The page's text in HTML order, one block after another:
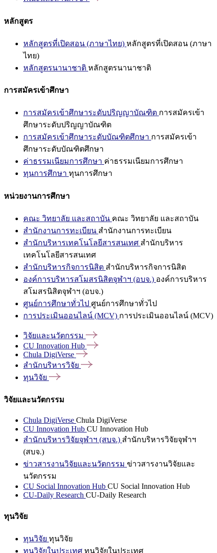
หลักสูตร
หลักสูตรที่เปิดสอน (ภาษาไทย) หลักสูตรที่เปิดสอน (ภาษา
ไทย)
หลักสูตรนานาชาติ หลักสูตรนานาชาติ
การสมัครเข้าศึกษา
การสมัครเข้าศึกษาระดับปริญญาบัณฑิต การสมัครเข้า
ศึกษาระดับปริญญาบัณฑิต
การสมัครเข้าศึกษาระดับบัณฑิตศึกษา การสมัครเข้า
ศึกษาระดับบัณฑิตศึกษา
ค่าธรรมเนียมการศึกษา ค่าธรรมเนียมการศึกษา
ทุนการศึกษา ทุนการศึกษา
หน่วยงานการศึกษา
คณะ วิทยาลัย และสถาบัน คณะ วิทยาลัย และสถาบัน
สำนักงานการทะเบียน สำนักงานการทะเบียน
สำนักบริหารเทคโนโลยีสารสนเทศ สำนักบริหาร
เทคโนโลยีสารสนเทศ
สำนักบริหารกิจการนิสิต สำนักบริหารกิจการนิสิต
องค์การบริหารสโมสรนิสิตจุฬาฯ (อบจ.) องค์การบริหาร
สโมสรนิสิตจุฬาฯ (อบจ.)
ศูนย์การศึกษาทั่วไป ศูนย์การศึกษาทั่วไป
การประเมินออนไลน์ (MCV) การประเมินออนไลน์ (MCV)
วิจัยและนวัตกรรม
CU Innovation Hub
Chula DigiVerse
สำนักบริหารวิจัย
ทุนวิจัย
วิจัยและนวัตกรรม
Chula DigiVerse Chula DigiVerse
CU Innovation Hub CU Innovation Hub
สำนักบริหารวิจัยจุฬาฯ (สบจ.) สำนักบริหารวิจัยจุฬาฯ
(สบจ.)
ข่าวสารงานวิจัยและนวัตกรรม ข่าวสารงานวิจัยและ
นวัตกรรม
CU Social Innovation Hub CU Social Innovation Hub
CU-Daily Research CU-Daily Research
ทุนวิจัย
ทุนวิจัย ทุนวิจัย
ทุนวิจัยในประเทศ ทุนวิจัยในประเทศ